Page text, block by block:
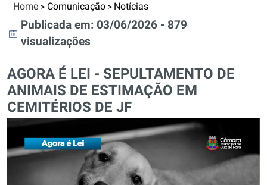
Home > Comunicação > Notícias
Publicada em: 03/06/2026 - 879
visualizações
AGORA É LEI - SEPULTAMENTO DE
ANIMAIS DE ESTIMAÇÃO EM
CEMITÉRIOS DE JF